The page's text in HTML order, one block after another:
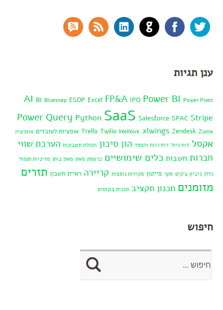
Twitter
Facebook
GitHub
LinkedIn
RSS Feed
ענן תגיות
AI BI Bluesnap ESOP Excel FP&A IPO Power BI Power Pivot
Power Query Python SaaS Salesforce SPAC Stripe
Trello Twilio WeWork xlwings Zendesk Zuora אופציות לעובדים אופרציה
אקסל דוח גיול דוח רווח והפסד הון סיכון הנהלת חשבונות הערכת שווי
חברות חשבות כלים שימושיים כרטסת מאזן מאזן בוחן מדיניות תגמול
נדלן ניכיון צ'קים סקר פייטון פקודות נוספות קריירה ראיית חשבון תזרים
מזומנים תכנון תקציב תכנית בונוסים
חיפוש